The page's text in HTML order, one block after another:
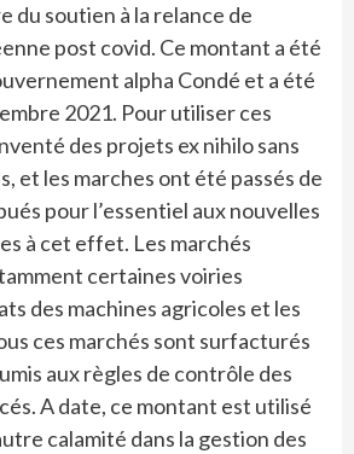
du soutien à la relance de
post covid. Ce montant a été
alpha Condé et a été
2021. Pour utiliser ces
des projets ex nihilo sans
et les marches ont été passés de
pour l’essentiel aux nouvelles
à cet effet. Les marchés
certaines voiries
des machines agricoles et les
ces marchés sont surfacturés
aux règles de contrôle des
A date, ce montant est utilisé
calamité dans la gestion des